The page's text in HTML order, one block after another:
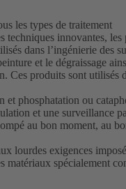
les types de traitement
techniques innovantes,
dans l’ingénierie des
et le dégraissage
Ces produits sont utilisés
et phosphatation ou
et une surveillance
au bon moment, au
lourdes exigences
matériaux spécialement